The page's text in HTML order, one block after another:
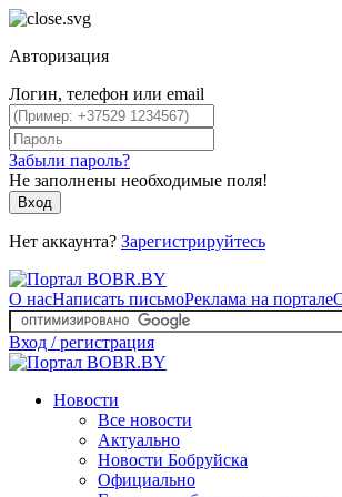
Авторизация
Логин, телефон или email
Забыли пароль?
Не заполнены необходимые поля!
Вход
Нет аккаунта? Зарегистрируйтесь
О насНаписать письмоРеклама на портале
Вход / регистрация
Новости
Все новости
Актуально
Новости Бобруйска
Официально